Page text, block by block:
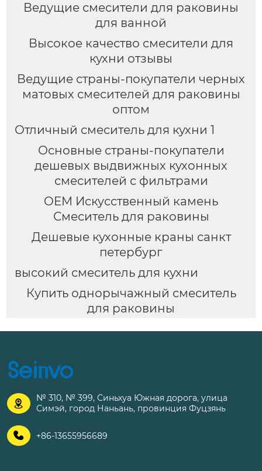
Ведущие смесители для раковины
для ванной
Высокое качество смесители для
кухни отзывы
Ведущие страны-покупатели черных
матовых смесителей для раковины
оптом
Отличный смеситель для кухни 1
Основные страны-покупатели
дешевых выдвижных кухонных
смесителей с фильтрами
OEM Искусственный камень
Смеситель для раковины
Дешевые кухонные краны санкт
петербург
высокий смеситель для кухни
Купить однорычажный смеситель
для раковины

№ 310, № 399, Синьхуа Южная дорога, улица
Симэй, город Наньань, провинция Фуцзянь
 +86-13655956689